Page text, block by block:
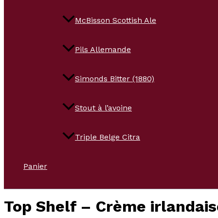
McBisson Scottish Ale
Pils Allemande
Simonds Bitter (1880)
Stout à l’avoine
Triple Belge Citra
Panier
Top Shelf – Crème